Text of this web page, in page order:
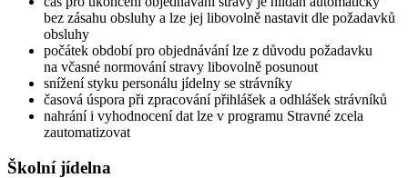
bez zásahu obsluhy a lze jej libovolně nastavit dle požadavků
obsluhy
počátek období pro objednávání lze z důvodu požadavku
na včasné normování stravy libovolně posunout
snížení styku personálu jídelny se strávníky
časová úspora při zpracování přihlášek a odhlášek strávníků
nahrání i vyhodnocení dat lze v programu Stravné zcela
zautomatizovat
Školní jídelna